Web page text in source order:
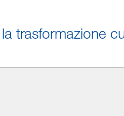
trasformazione